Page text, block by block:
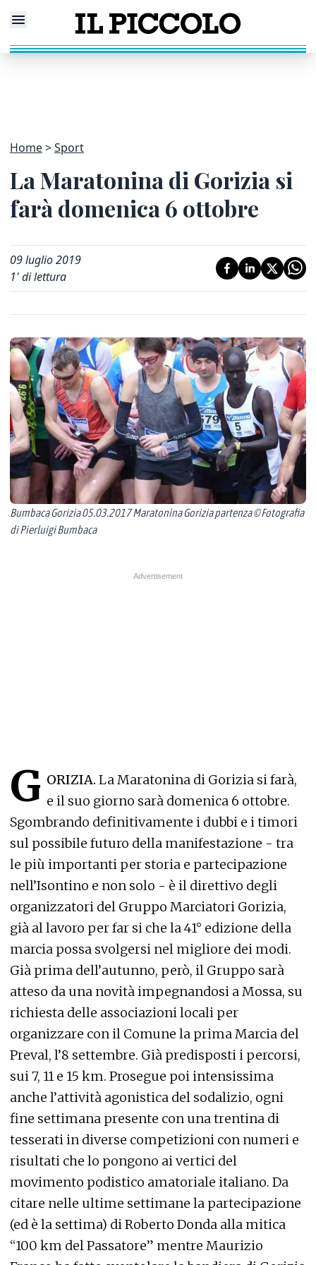
Home Sport
La Maratonina di Gorizia si
farà domenica 6 ottobre
09 luglio 2019
1' di lettura
Bumbaca Gorizia 05.03.2017 Maratonina Gorizia partenza © Fotografia
di Pierluigi Bumbaca
G ORIZIA. La Maratonina di Gorizia si farà,
e il suo giorno sarà domenica 6 ottobre.
Sgombrando definitivamente i dubbi e i timori
sul possibile futuro della manifestazione - tra
le più importanti per storia e partecipazione
nell’Isontino e non solo - è il direttivo degli
organizzatori del Gruppo Marciatori Gorizia,
già al lavoro per far si che la 41° edizione della
marcia possa svolgersi nel migliore dei modi.
Già prima dell’autunno, però, il Gruppo sarà
atteso da una novità impegnandosi a Mossa, su
richiesta delle associazioni locali per
organizzare con il Comune la prima Marcia del
Preval, l’8 settembre. Già predisposti i percorsi,
sui 7, 11 e 15 km. Prosegue poi intensissima
anche l’attività agonistica del sodalizio, ogni
fine settimana presente con una trentina di
tesserati in diverse competizioni con numeri e
risultati che lo pongono ai vertici del
movimento podistico amatoriale italiano. Da
citare nelle ultime settimane la partecipazione
(ed è la settima) di Roberto Donda alla mitica
“100 km del Passatore” mentre Maurizio